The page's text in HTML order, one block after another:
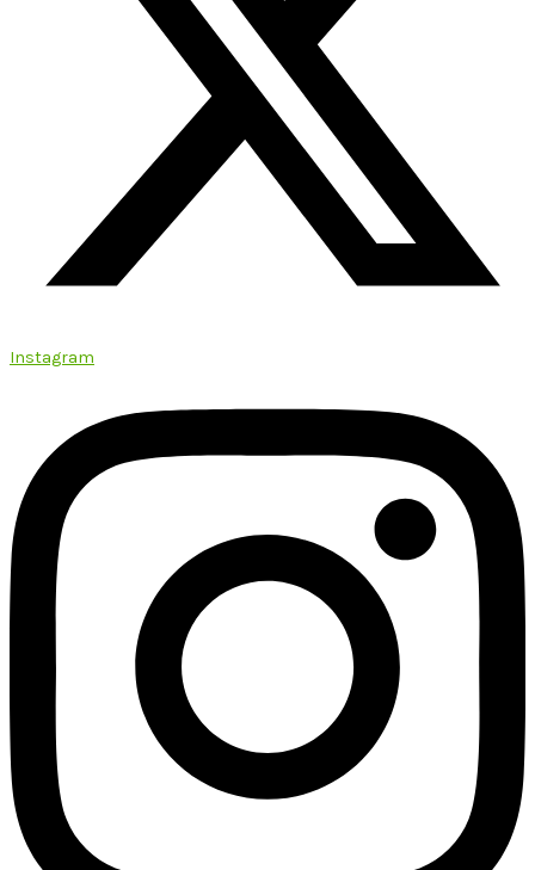
Instagram